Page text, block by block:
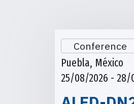
Conference
Puebla, México
25/08/2026 - 28/